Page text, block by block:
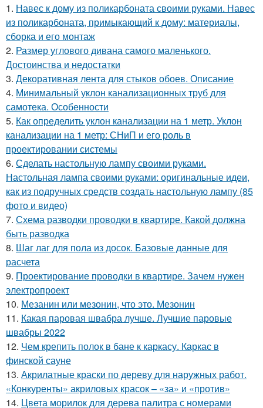
1. Навес к дому из поликарбоната своими руками. Навес
из поликарбоната, примыкающий к дому: материалы,
сборка и его монтаж
2. Размер углового дивана самого маленького.
Достоинства и недостатки
3. Декоративная лента для стыков обоев. Описание
4. Минимальный уклон канализационных труб для
самотека. Особенности
5. Как определить уклон канализации на 1 метр. Уклон
канализации на 1 метр: СНиП и его роль в
проектировании системы
6. Сделать настольную лампу своими руками.
Настольная лампа своими руками: оригинальные идеи,
как из подручных средств создать настольную лампу (85
фото и видео)
7. Схема разводки проводки в квартире. Какой должна
быть разводка
8. Шаг лаг для пола из досок. Базовые данные для
расчета
9. Проектирование проводки в квартире. Зачем нужен
электропроект
10. Мезанин или мезонин, что это. Мезонин
11. Какая паровая швабра лучше. Лучшие паровые
швабры 2022
12. Чем крепить полок в бане к каркасу. Каркас в
финской сауне
13. Акрилатные краски по дереву для наружных работ.
«Конкуренты» акриловых красок – «за» и «против»
14. Цвета морилок для дерева палитра с номерами